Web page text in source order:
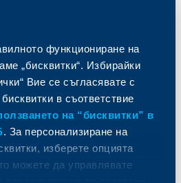
функциониране на
„бисквитки“. Избирайки
Вие се съгласявате с
в съответствие
на “бисквитки” в
. За персонализиране на
изберете опцията
можете да управлявате
Търговско финансиране
ПОС терминали
Пазари, инвестиционно банкиране
и попечителски услуги
Факторинг
Кредити за собственици на фирми
Финансови институции и суверени